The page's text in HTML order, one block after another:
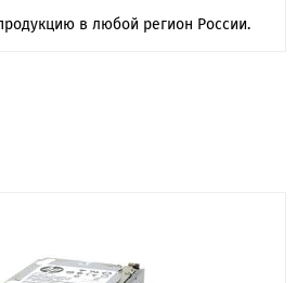
в любой регион России.